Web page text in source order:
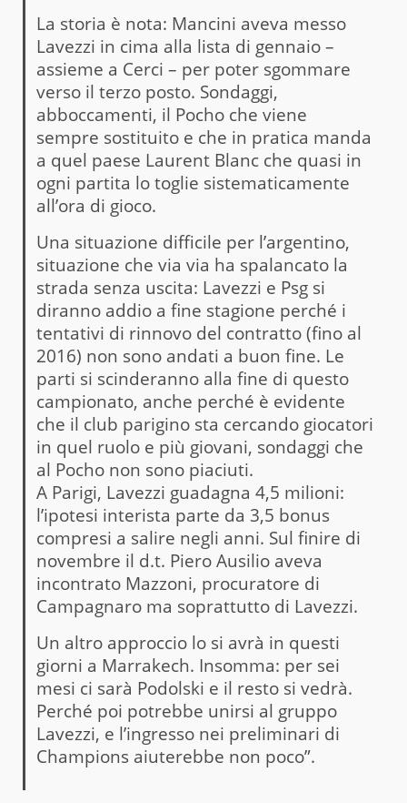
La storia è nota: Mancini aveva messo
Lavezzi in cima alla lista di gennaio –
assieme a Cerci – per poter sgommare
verso il terzo posto. Sondaggi,
abboccamenti, il Pocho che viene
sempre sostituito e che in pratica manda
a quel paese Laurent Blanc che quasi in
ogni partita lo toglie sistematicamente
all’ora di gioco.
Una situazione difficile per l’argentino,
situazione che via via ha spalancato la
strada senza uscita: Lavezzi e Psg si
diranno addio a fine stagione perché i
tentativi di rinnovo del contratto (fino al
2016) non sono andati a buon fine. Le
parti si scinderanno alla fine di questo
campionato, anche perché è evidente
che il club parigino sta cercando giocatori
in quel ruolo e più giovani, sondaggi che
al Pocho non sono piaciuti.
A Parigi, Lavezzi guadagna 4,5 milioni:
l’ipotesi interista parte da 3,5 bonus
compresi a salire negli anni. Sul finire di
novembre il d.t. Piero Ausilio aveva
incontrato Mazzoni, procuratore di
Campagnaro ma soprattutto di Lavezzi.
Un altro approccio lo si avrà in questi
giorni a Marrakech. Insomma: per sei
mesi ci sarà Podolski e il resto si vedrà.
Perché poi potrebbe unirsi al gruppo
Lavezzi, e l’ingresso nei preliminari di
Champions aiuterebbe non poco”.